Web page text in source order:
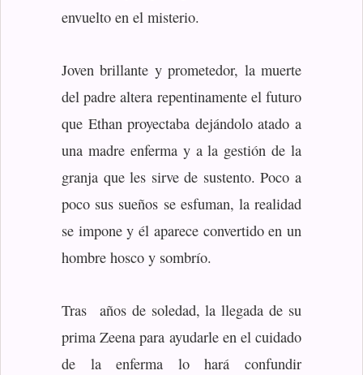
envuelto en el misterio.
Joven brillante y prometedor, la muerte
del padre altera repentinamente el futuro
que Ethan proyectaba dejándolo atado a
una madre enferma y a la gestión de la
granja que les sirve de sustento. Poco a
poco sus sueños se esfuman, la realidad
se impone y él aparece convertido en un
hombre hosco y sombrío.
Tras años de soledad, la llegada de su
prima Zeena para ayudarle en el cuidado
de la enferma lo hará confundir